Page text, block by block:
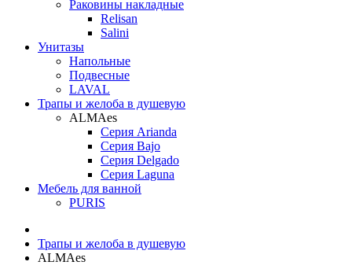
Раковины накладные
Relisan
Salini
Унитазы
Напольные
Подвесные
LAVAL
Трапы и желоба в душевую
ALMAes
Серия Arianda
Серия Bajo
Серия Delgado
Серия Laguna
Мебель для ванной
PURIS
Трапы и желоба в душевую
ALMAes